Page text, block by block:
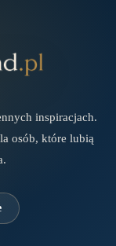
inspiracjach.
osób, które lubią